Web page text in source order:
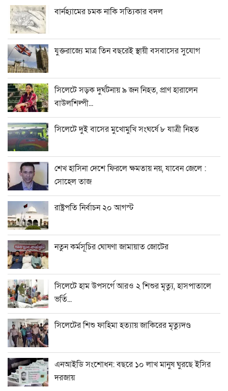
বার্নহ্যামের চমক নাকি সত্যিকার বদল
যুক্তরাজ্যে মাত্র তিন বছরেই স্থায়ী বসবাসের সুযোগ
সিলেটে সড়ক দুর্ঘটনায় ৯ জন নিহত, প্রাণ হারালেন
বাউলশিল্পী...
সিলেটে দুই বাসের মুখোমুখি সংঘর্ষে ৮ যাত্রী নিহত
শেখ হাসিনা দেশে ফিরলে ক্ষমতায় নয়, যাবেন জেলে :
সোহেল তাজ
রাষ্ট্রপতি নির্বাচন ২০ আগস্ট
নতুন কর্মসূচির ঘোষণা জামায়াত জোটের
সিলেটে হাম উপসর্গে আরও ২ শিশুর মৃত্যু, হাসপাতালে
ভর্তি...
সিলেটের শিশু ফাহিমা হত্যায় জাকিরের মৃত্যুদণ্ড
এনআইডি সংশোধন: বছরে ১০ লাখ মানুষ ঘুরছে ইসির
দরজায়